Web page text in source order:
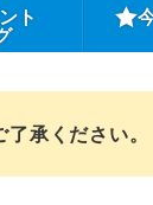
ト
承ください。